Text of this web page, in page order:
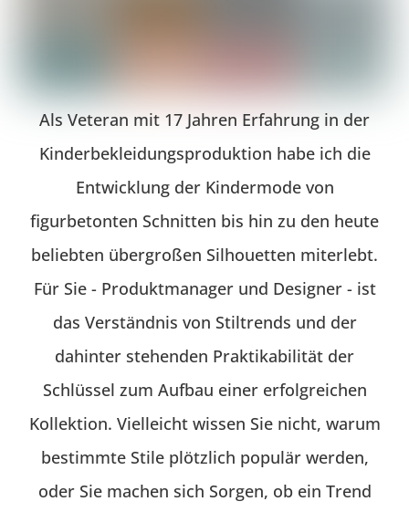
Als Veteran mit 17 Jahren Erfahrung in der
Kinderbekleidungsproduktion habe ich die
Entwicklung der Kindermode von
figurbetonten Schnitten bis hin zu den heute
beliebten übergroßen Silhouetten miterlebt.
Für Sie - Produktmanager und Designer - ist
das Verständnis von Stiltrends und der
dahinter stehenden Praktikabilität der
Schlüssel zum Aufbau einer erfolgreichen
Kollektion. Vielleicht wissen Sie nicht, warum
bestimmte Stile plötzlich populär werden,
oder Sie machen sich Sorgen, ob ein Trend